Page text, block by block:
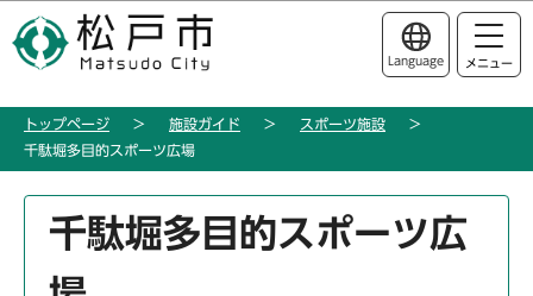
の
ー
このページの本文へ移動
Language メニュー
トップページ 施設ガイド
スポーツ施設
千駄堀多目的スポーツ広場
千駄堀多目的スポーツ広